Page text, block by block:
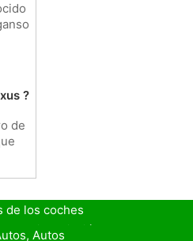
?
de
de los coches
y Financiación
Autos